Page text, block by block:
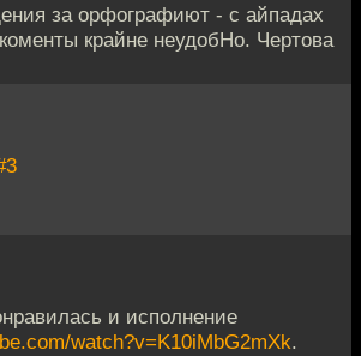
за орфографиют - с айпадах
крайне неудобНо. Чертова
и исполнение
watch?v=K10iMbG2mXk.